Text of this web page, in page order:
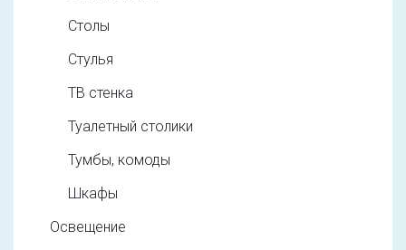
Столы
Стулья
ТВ стенка
Туалетный столики
Тумбы, комоды
Шкафы
Освещение